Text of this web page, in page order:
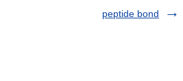
peptide bond